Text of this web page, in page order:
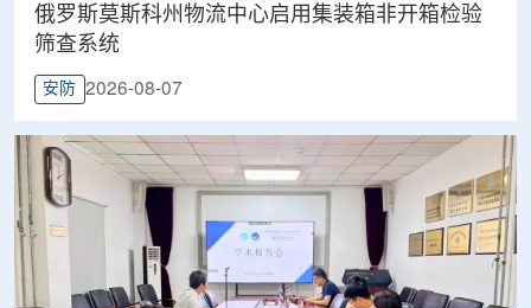
俄罗斯莫斯科州物流中心启用集装箱非开箱检验
筛查系统
安防 2026-08-07